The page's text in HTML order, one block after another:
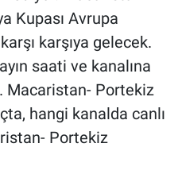
Kupası Avrupa
karşıya gelecek.
saati ve kanalına
Macaristan- Portekiz
hangi kanalda canlı
Portekiz